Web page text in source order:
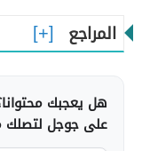
المراجع
هل يعجبك
على جوجل لتصلك